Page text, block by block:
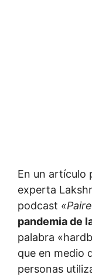
En un artículo
experta
podcast
pandemia de
palabra
que en medio
personas